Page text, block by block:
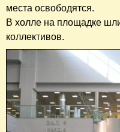
места освободятся.
В холле на площадке
коллективов.